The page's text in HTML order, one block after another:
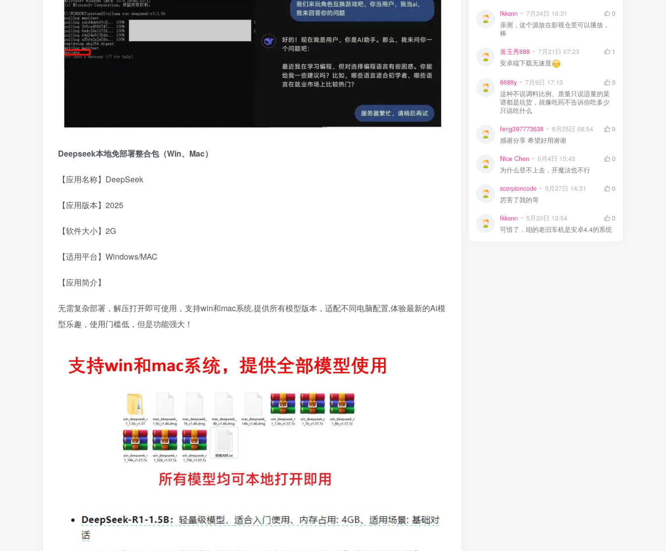
Deepseek本地免部署整合包（Win、Mac）
【应用名称】DeepSeek
【应用版本】2025
【软件大小】2G
【适用平台】Windows/MAC
【应用简介】
无需复杂部署，解压打开即可使用，支持win和mac系统.提供所有模型版本，适配不同电脑配置,体验最新的Ai模
型乐趣，使用门槛低，但是功能强大！
fkksnn 7月24日 16:31
0
亲测，这个源放在影视仓里可以播放，
棒
黄玉秀888 7月21日 07:23
1
安卓端下载无速度
6688y 7月9日 17:13
0
这种不说调料比例、质量只说适量的菜
谱都是坑货，就像吃药不告诉你吃多少
只说吃什么
feng397773638 6月25日 08:54
0
感谢分享 希望好用谢谢
Nice Chen 6月4日 15:43
0
为什么登不上去，开魔法也不行
scorpioncode 5月27日 14:31
0
厉害了我的哥
fkksnn 5月20日 13:54
0
可惜了，咱的老旧车机是安卓4.4的系统